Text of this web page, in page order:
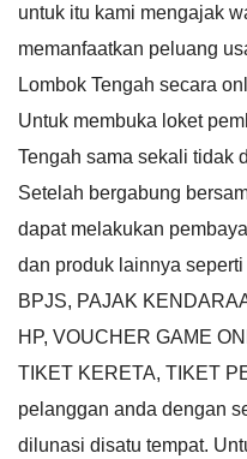
untuk itu kami mengajak
memanfaatkan peluang
Lombok Tengah secara
Untuk membuka loket
Tengah sama sekali tidak
Setelah bergabung
dapat melakukan
dan produk lainnya
BPJS, PAJAK
HP, VOUCHER GAME
TIKET KERETA, TIKET
pelanggan anda dengan
dilunasi disatu tempat.